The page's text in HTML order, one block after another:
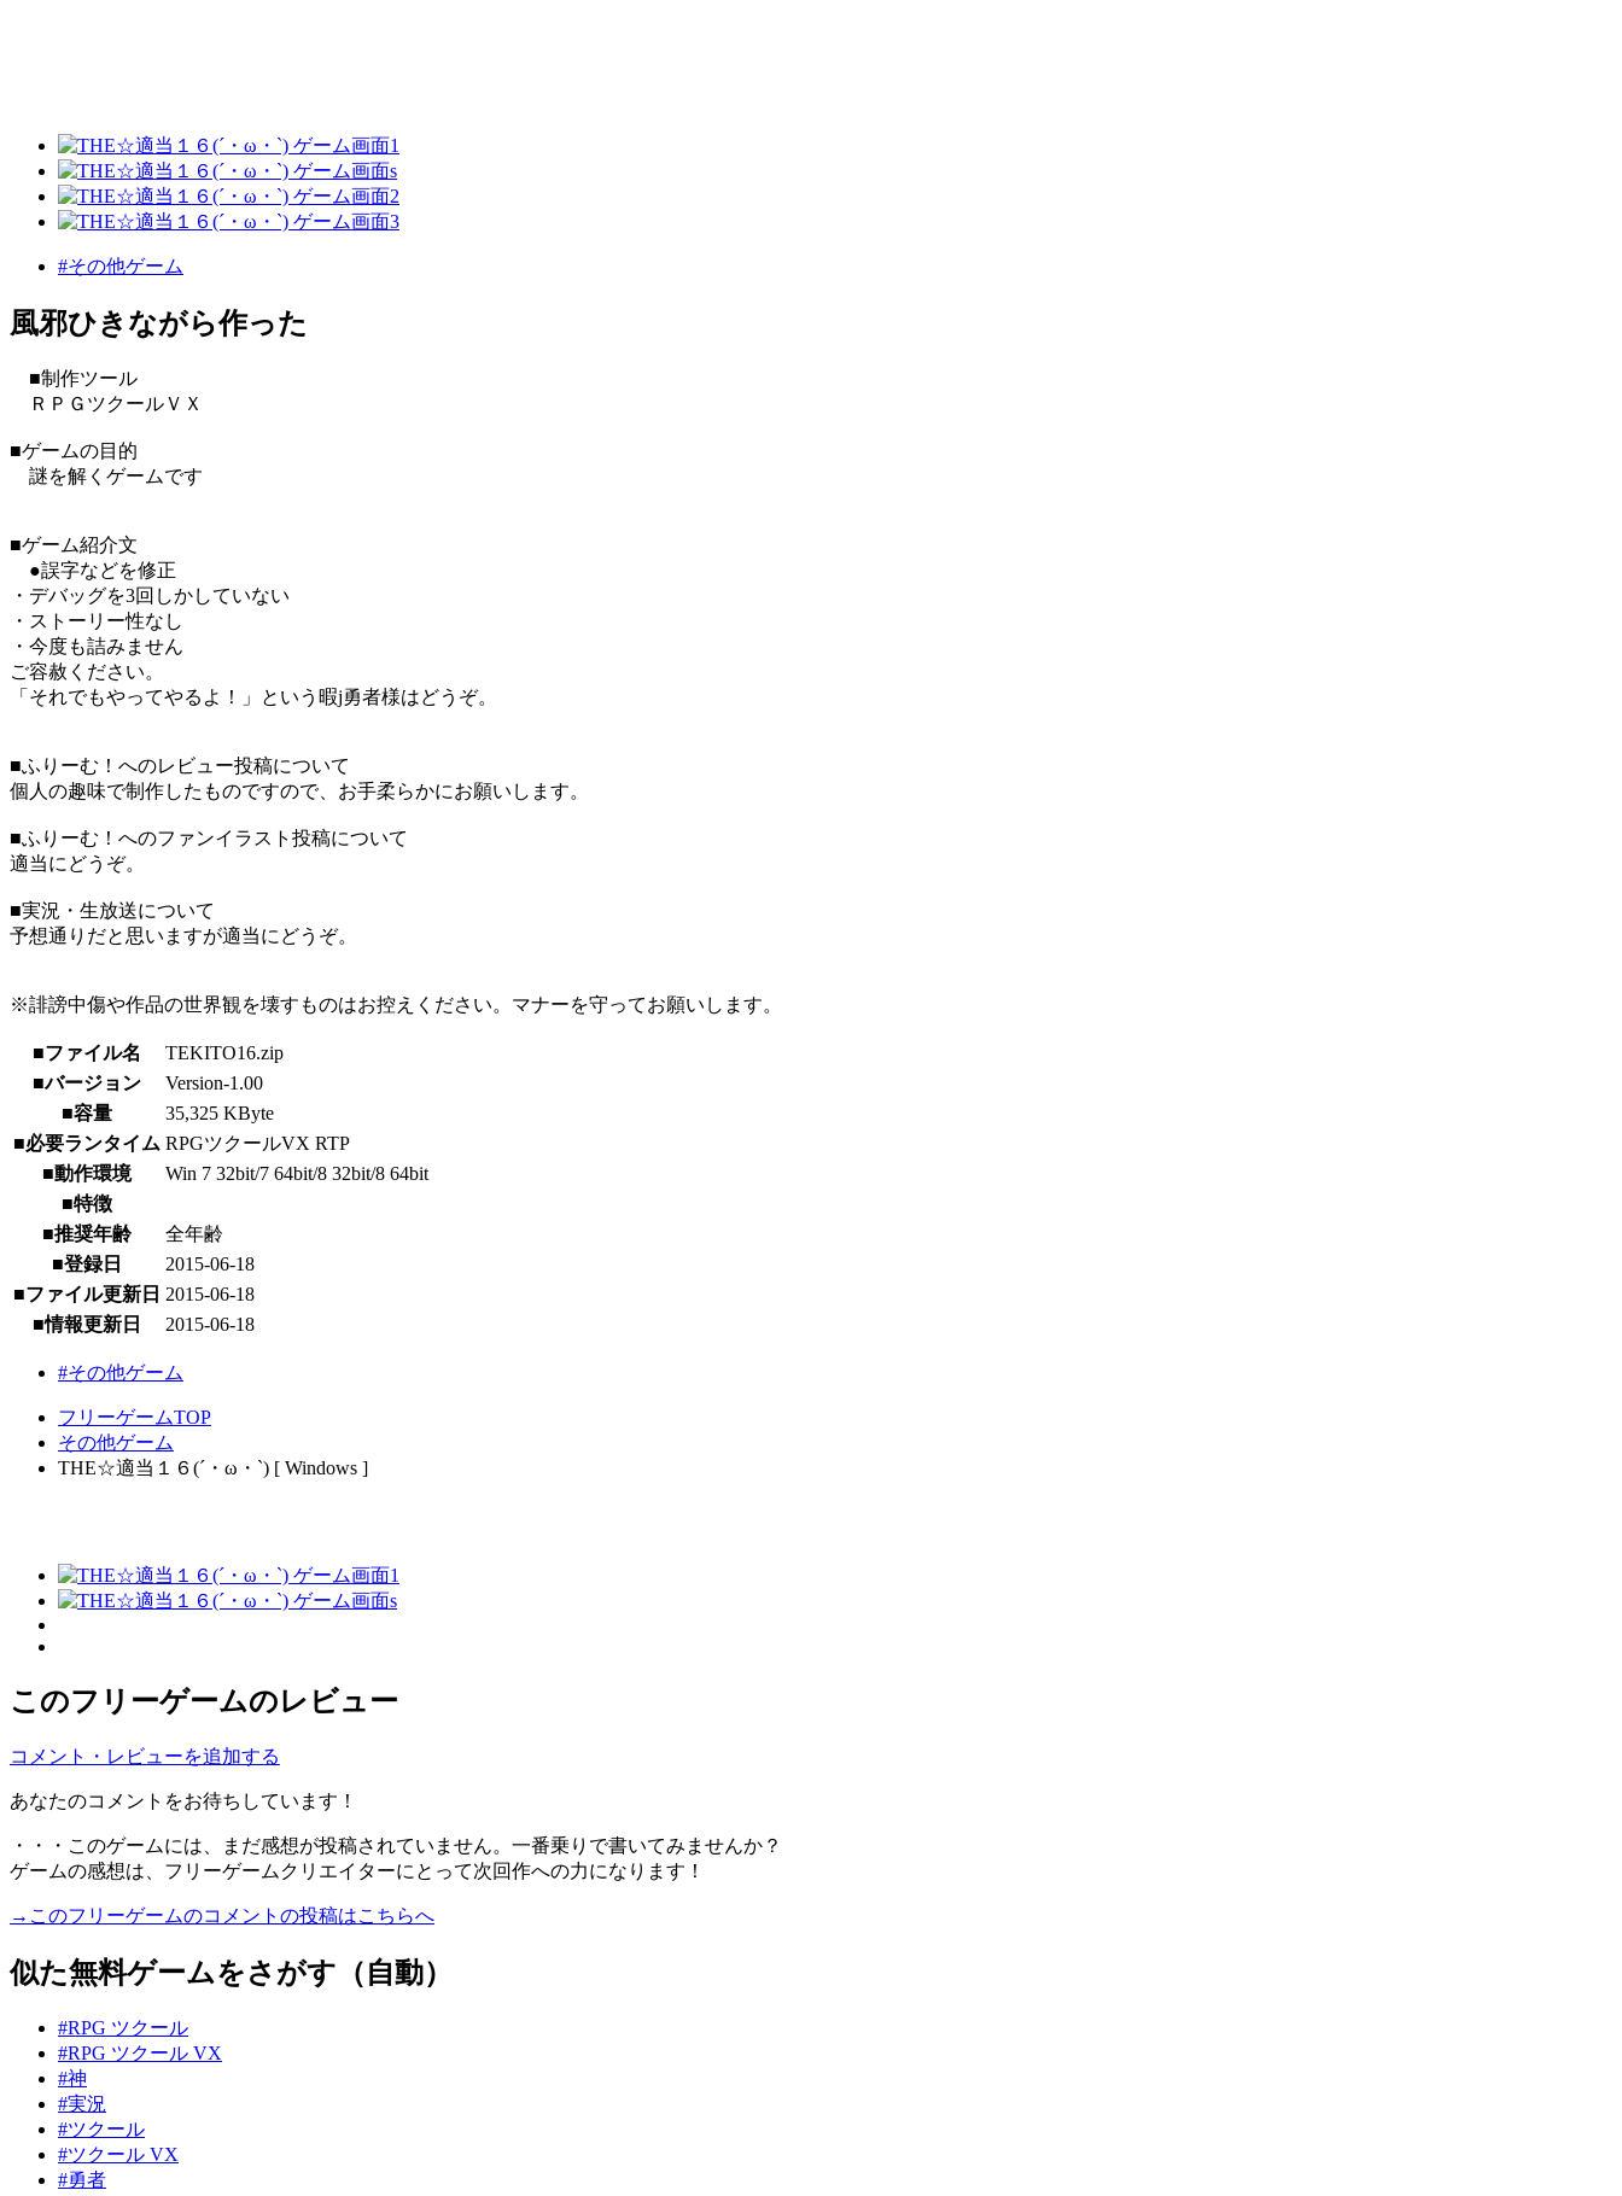
#その他ゲーム
風邪ひきながら作った
■制作ツール
ＲＰＧツクールＶＸ
■ゲームの目的
謎を解くゲームです
■ゲーム紹介文
●誤字などを修正
・デバッグを3回しかしていない
・ストーリー性なし
・今度も詰みません
ご容赦ください。
「それでもやってやるよ！」という暇j勇者様はどうぞ。
■ふりーむ！へのレビュー投稿について
個人の趣味で制作したものですので、お手柔らかにお願いします。
■ふりーむ！へのファンイラスト投稿について
適当にどうぞ。
■実況・生放送について
予想通りだと思いますが適当にどうぞ。
※誹謗中傷や作品の世界観を壊すものはお控えください。マナーを守ってお願いします。
■ファイル名
TEKITO16.zip
■バージョン
Version-1.00
■容量
35,325 KByte
■必要ランタイム RPGツクールVX RTP
■動作環境
Win 7 32bit/7 64bit/8 32bit/8 64bit
■特徴
■推奨年齢
全年齢
■登録日
2015-06-18
■ファイル更新日 2015-06-18
■情報更新日
2015-06-18
#その他ゲーム
フリーゲームTOP
その他ゲーム
THE☆適当１６(´・ω・`) [ Windows ]
このフリーゲームのレビュー
コメント・レビューを追加する
あなたのコメントをお待ちしています！
・・・このゲームには、まだ感想が投稿されていません。一番乗りで書いてみませんか？
ゲームの感想は、フリーゲームクリエイターにとって次回作への力になります！
→このフリーゲームのコメントの投稿はこちらへ
似た無料ゲームをさがす（自動）
#RPG ツクール
#RPG ツクール VX
#神
#実況
#ツクール
#ツクール VX
#勇者